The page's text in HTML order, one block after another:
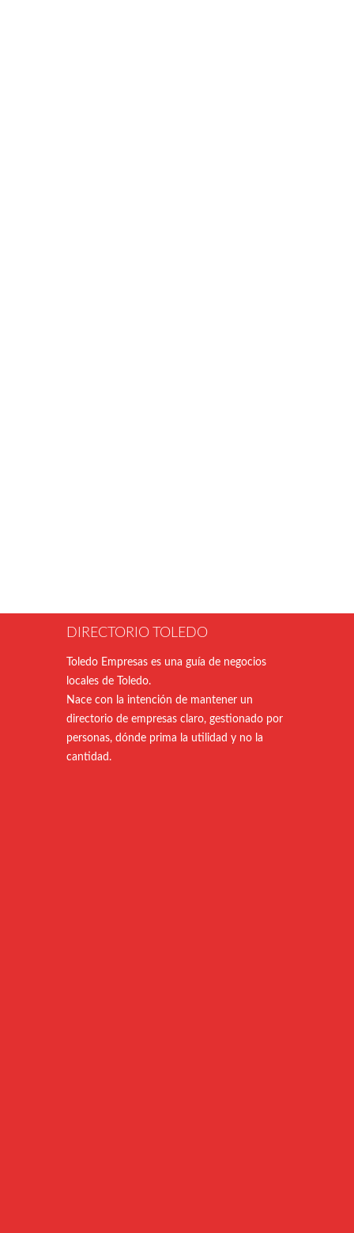
DIRECTORIO TOLEDO
Toledo Empresas es una guía de negocios
locales de Toledo.
Nace con la intención de mantener un
directorio de empresas claro, gestionado por
personas, dónde prima la utilidad y no la
cantidad.